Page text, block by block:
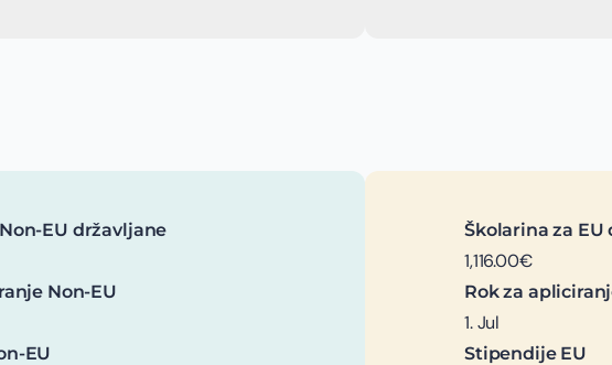
EU državljane
Non-EU
EU
Školarina za EU
1,116.00€
Rok za
1. Jul
Stipendije EU